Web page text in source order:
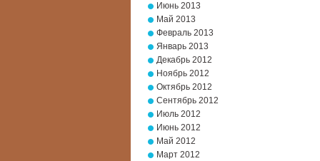
Июнь 2013
Май 2013
Февраль 2013
Январь 2013
Декабрь 2012
Ноябрь 2012
Октябрь 2012
Сентябрь 2012
Июль 2012
Июнь 2012
Май 2012
Март 2012